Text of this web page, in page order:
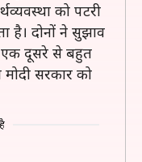
को पटरी
है। दोनों ने सुझाव
एक दूसरे से बहुत
सरकार को